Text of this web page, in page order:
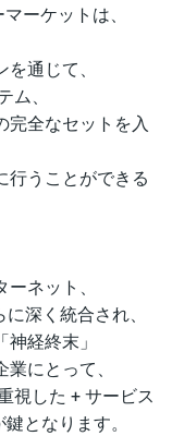
ーケットは、
通じて、
ム、
完全なセットを入
行うことができる
ネット、
深く統合され、
経終末」
にとって、
視した + サービス
となります。